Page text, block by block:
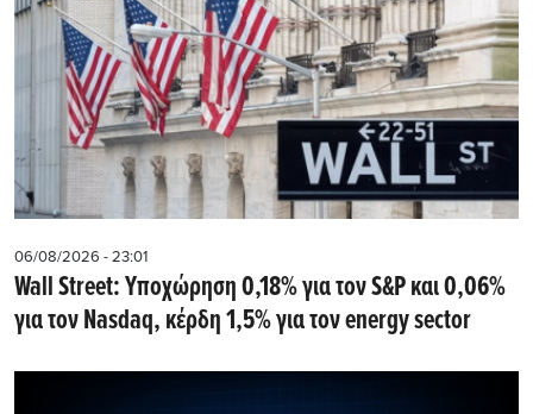
06/08/2026 - 23:01
Wall Street: Υποχώρηση 0,18% για τον S&P και 0,06%
για τον Nasdaq, κέρδη 1,5% για τον energy sector